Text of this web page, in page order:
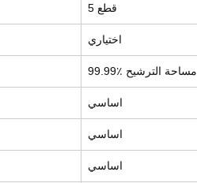
5 قطع
اختياري
99.99٪ مساحة الترشيح
اساسي
اساسي
اساسي